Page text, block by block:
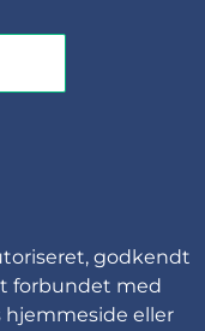
godkendt
forbundet med
eller